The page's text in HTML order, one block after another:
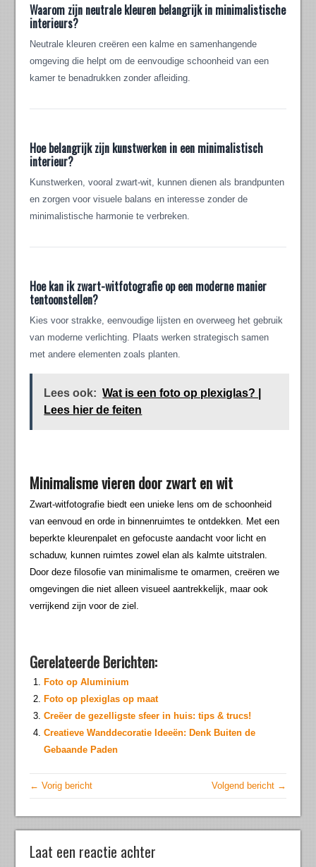
Waarom zijn neutrale kleuren belangrijk in minimalistische
interieurs?
Neutrale kleuren creëren een kalme en samenhangende
omgeving die helpt om de eenvoudige schoonheid van een
kamer te benadrukken zonder afleiding.
Hoe belangrijk zijn kunstwerken in een minimalistisch
interieur?
Kunstwerken, vooral zwart-wit, kunnen dienen als brandpunten
en zorgen voor visuele balans en interesse zonder de
minimalistische harmonie te verbreken.
Hoe kan ik zwart-witfotografie op een moderne manier
tentoonstellen?
Kies voor strakke, eenvoudige lijsten en overweeg het gebruik
van moderne verlichting. Plaats werken strategisch samen
met andere elementen zoals planten.
Lees ook: Wat is een foto op plexiglas? |
Lees hier de feiten
Minimalisme vieren door zwart en wit
Zwart-witfotografie biedt een unieke lens om de schoonheid
van eenvoud en orde in binnenruimtes te ontdekken. Met een
beperkte kleurenpalet en gefocuste aandacht voor licht en
schaduw, kunnen ruimtes zowel elan als kalmte uitstralen.
Door deze filosofie van minimalisme te omarmen, creëren we
omgevingen die niet alleen visueel aantrekkelijk, maar ook
verrijkend zijn voor de ziel.
Gerelateerde Berichten:
Foto op Aluminium
Foto op plexiglas op maat
Creëer de gezelligste sfeer in huis: tips & trucs!
Creatieve Wanddecoratie Ideeën: Denk Buiten de
Gebaande Paden
← Vorig bericht Volgend bericht →
Laat een reactie achter